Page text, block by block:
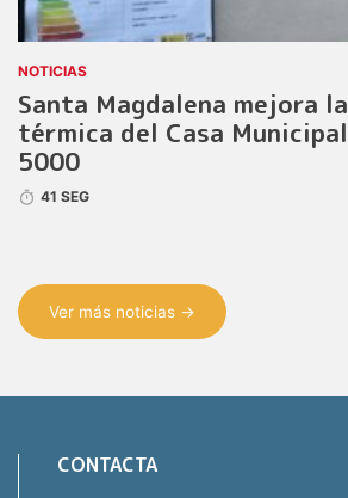
NOTICIAS
Santa Magdalena mejora
térmica del Casa
5000
41 SEG
Ver más noticias →
CONTACTA